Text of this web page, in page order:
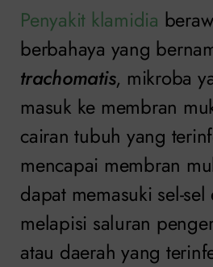
Penyakit klamidia
berbahaya yang
trachomatis, mikroba
masuk ke membran
cairan tubuh yang
mencapai membran
dapat memasuki sel-
melapisi saluran
atau daerah yang